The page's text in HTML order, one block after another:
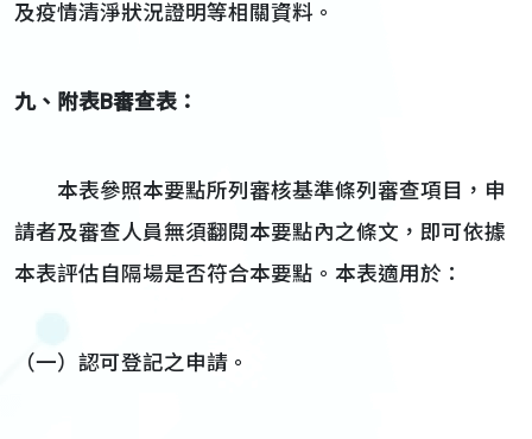
及疫情清淨狀況證明等相關資料。
九、附表B審查表：
本表參照本要點所列審核基準條列審查項目，申
請者及審查人員無須翻閱本要點內之條文，即可依據
本表評估自隔場是否符合本要點。本表適用於：
（一）認可登記之申請。